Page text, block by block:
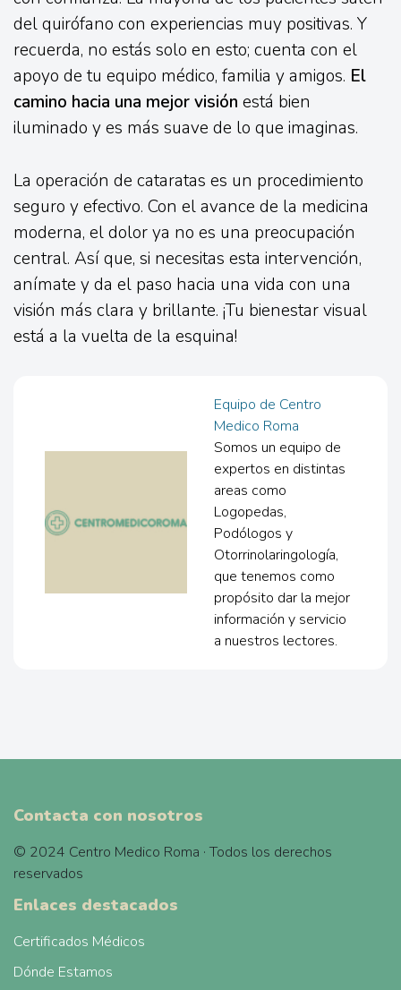
del quirófano con experiencias muy positivas. Y
recuerda, no estás solo en esto; cuenta con el
apoyo de tu equipo médico, familia y amigos. El
camino hacia una mejor visión está bien
iluminado y es más suave de lo que imaginas.
La operación de cataratas es un procedimiento
seguro y efectivo. Con el avance de la medicina
moderna, el dolor ya no es una preocupación
central. Así que, si necesitas esta intervención,
anímate y da el paso hacia una vida con una
visión más clara y brillante. ¡Tu bienestar visual
está a la vuelta de la esquina!
Equipo de Centro
Medico Roma
Somos un equipo de
expertos en distintas
areas como
Logopedas,
Podólogos y
Otorrinolaringología,
que tenemos como
propósito dar la mejor
información y servicio
a nuestros lectores.
Contacta con nosotros
© 2024 Centro Medico Roma · Todos los derechos
reservados
Enlaces destacados
Certificados Médicos
Dónde Estamos